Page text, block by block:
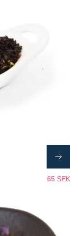
65 SEK